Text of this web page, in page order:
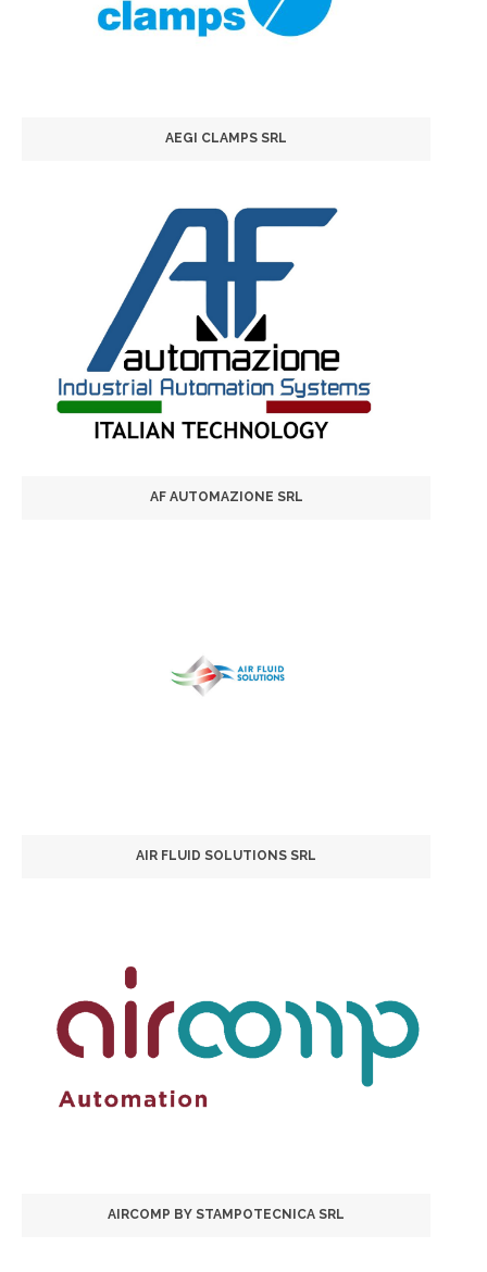
AEGI CLAMPS SRL
AF AUTOMAZIONE SRL
AIR FLUID SOLUTIONS SRL
AIRCOMP BY STAMPOTECNICA SRL